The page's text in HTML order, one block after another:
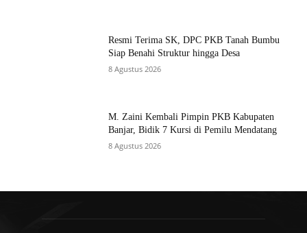
Resmi Terima SK, DPC PKB Tanah Bumbu
Siap Benahi Struktur hingga Desa
8 Agustus 2026
M. Zaini Kembali Pimpin PKB Kabupaten
Banjar, Bidik 7 Kursi di Pemilu Mendatang
8 Agustus 2026